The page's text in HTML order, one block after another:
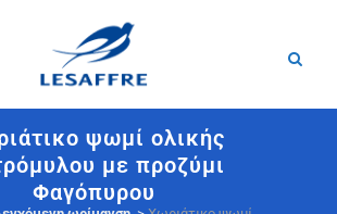
ψωμί ολικής
με προζύμι
Φαγόπυρου